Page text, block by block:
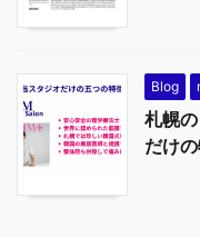
Blog
札幌
だけの